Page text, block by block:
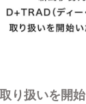
り扱いを開始